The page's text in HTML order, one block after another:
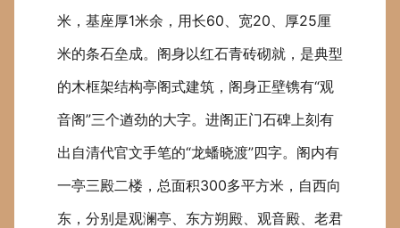
米 ， 基座厚1米余， 用长60 、宽20 、厚25厘
米的条石垒成。阁身以红石青砖砌就，是典型
的木框架结构亭阁式建筑，阁身正壁镌有“观
音阁”三个遒劲的大字。进阁正门石碑上刻有
出自清代官文手笔的“龙蟠晓渡”四字。阁内有
一亭三殿二楼，总面积300多平方米，自西向
东，分别是观澜亭、东方朔殿、观音殿、老君